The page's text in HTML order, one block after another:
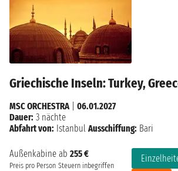
Griechische Inseln: Turkey,
Außenkabine ab 255 €
Preis pro Person Steuern inbegriffen
MSC ORCHESTRA
06.01.2027
Dauer: 3 nächte
Abfahrt von: Istanbul Ausschiffung: Bari